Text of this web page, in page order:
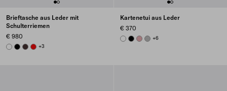
Brieftasche aus Leder mit
Schulterriemen
€ 980
WHITEBLACKDARK BROWN
RED+3
Kartenetui aus Leder
€ 370
WHITEBLACKROSY BLUSH
DARK GREY
+6